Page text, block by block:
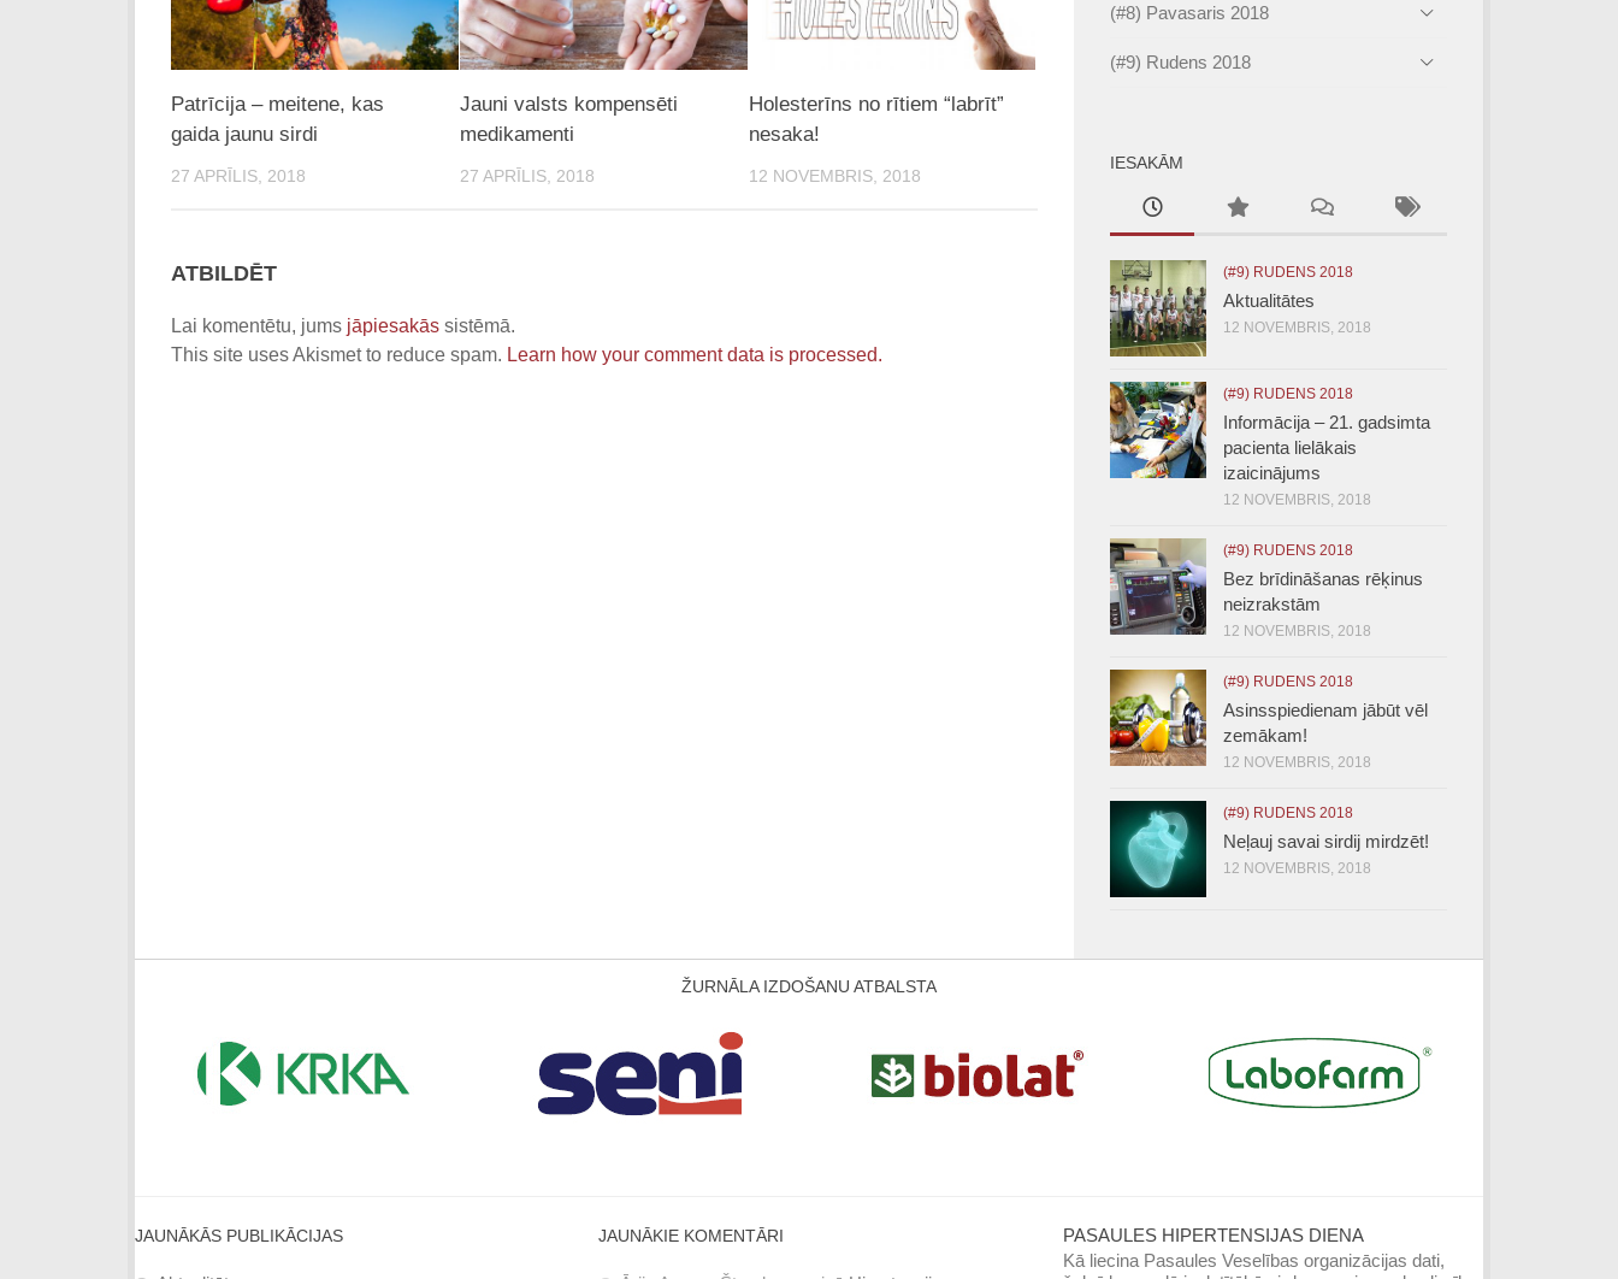
Patrīcija – meitene, kas
gaida jaunu sirdi
27 APRĪLIS, 2018
Jauni valsts kompensēti
medikamenti
27 APRĪLIS, 2018
Holesterīns no rītiem “labrīt”
nesaka!
12 NOVEMBRIS, 2018
ATBILDĒT
Lai komentētu, jums jāpiesakās sistēmā.
This site uses Akismet to reduce spam. Learn how your comment data is processed.
(#8) Pavasaris 2018
(#9) Rudens 2018
IESAKĀM
(#9) RUDENS 2018
Aktualitātes
12 NOVEMBRIS, 2018
(#9) RUDENS 2018
Informācija – 21. gadsimta
pacienta lielākais
izaicinājums
12 NOVEMBRIS, 2018
(#9) RUDENS 2018
Bez brīdināšanas rēķinus
neizrakstām
12 NOVEMBRIS, 2018
(#9) RUDENS 2018
Asinsspiedienam jābūt vēl
zemākam!
12 NOVEMBRIS, 2018
(#9) RUDENS 2018
Neļauj savai sirdij mirdzēt!
12 NOVEMBRIS, 2018
ŽURNĀLA IZDOŠANU ATBALSTA
JAUNĀKĀS PUBLIKĀCIJAS JAUNĀKIE KOMENTĀRI
PASAULES HIPERTENSIJAS DIENA
Kā liecina Pasaules Veselības organizācijas dati,